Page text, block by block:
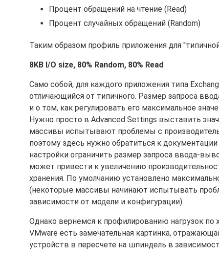
Процент обращений на чтение (Read)
Процент случайных обращений (Random)
Таким образом профиль приложения для
8KB I/O size, 80% Random, 80% Read
Само собой, для каждого приложения типа
отличающийся от типичного. Размер запроса
и о том, как регулировать его максимальное
Нужно просто в Advanced Settings выставить
массивы испытывают проблемы с
поэтому здесь нужно обратиться к
настройки ограничить размер запроса ввода-
может привести к увеличению
хранения. По умолчанию установлено
(некоторые массивы начинают испытывать
зависимости от модели и конфигурации).
Однако вернемся к профилированию нагрузок по
VMware есть замечательная картинка,
устройств в пересчете на шпиндель в